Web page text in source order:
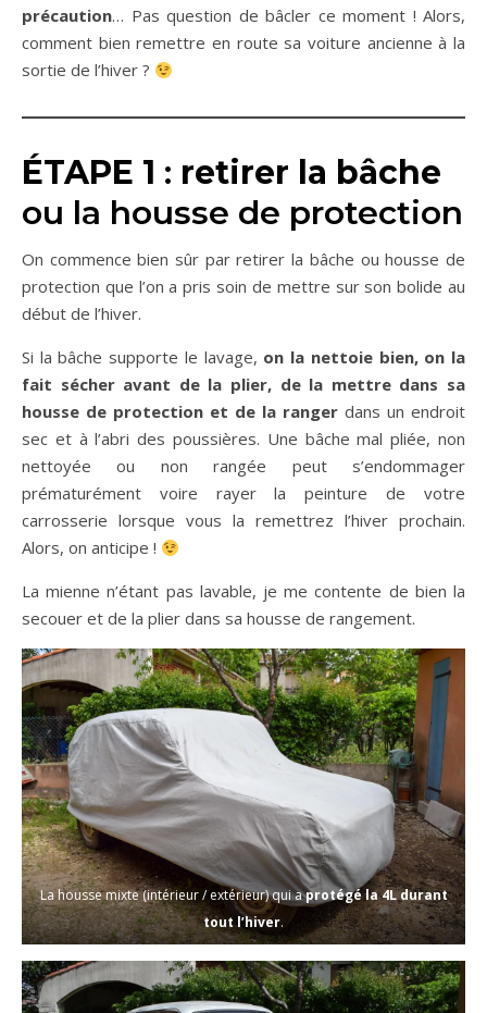
précaution… Pas question de bâcler ce moment ! Alors,
comment bien remettre en route sa voiture ancienne à la
sortie de l’hiver ?
ÉTAPE 1 : retirer la bâche
ou la housse de protection
On commence bien sûr par retirer la bâche ou housse de
protection que l’on a pris soin de mettre sur son bolide au
début de l’hiver.
Si la bâche supporte le lavage, on la nettoie bien, on la
fait sécher avant de la plier, de la mettre dans sa
housse de protection et de la ranger dans un endroit
sec et à l’abri des poussières. Une bâche mal pliée, non
nettoyée ou non rangée peut s’endommager
prématurément voire rayer la peinture de votre
carrosserie lorsque vous la remettrez l’hiver prochain.
Alors, on anticipe !
La mienne n’étant pas lavable, je me contente de bien la
secouer et de la plier dans sa housse de rangement.
La housse mixte (intérieur / extérieur) qui aprotégé la 4L durant
tout l’hiver.